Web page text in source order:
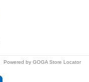
Powered by GOGA Store Locator